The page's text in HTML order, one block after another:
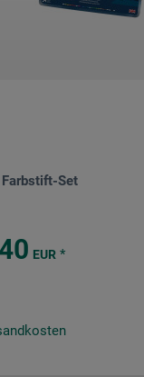
Set
EUR *